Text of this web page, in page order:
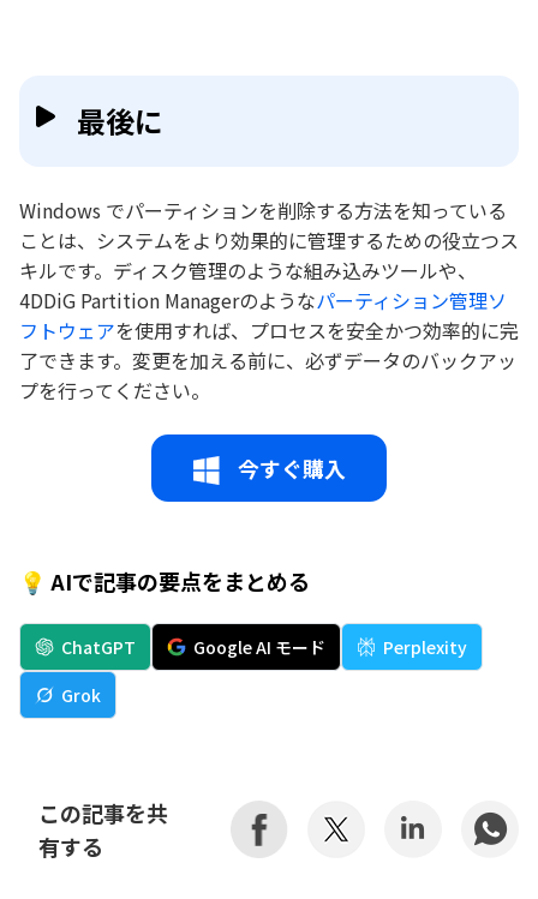
最後に
Windows でパーティションを削除する方法を知っている
ことは、システムをより効果的に管理するための役立つス
キルです。ディスク管理のような組み込みツールや、
4DDiG Partition Managerのようなパーティション管理ソ
フトウェアを使用すれば、プロセスを安全かつ効率的に完
了できます。変更を加える前に、必ずデータのバックアッ
プを行ってください。
今すぐ購入
💡 AIで記事の要点をまとめる
ChatGPT Google AI モード
Perplexity
Grok
この記事を共
有する